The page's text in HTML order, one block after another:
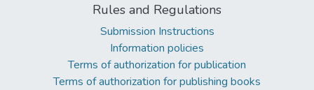
Rules and Regulations
Submission Instructions
Information policies
Terms of authorization for publication
Terms of authorization for publishing books